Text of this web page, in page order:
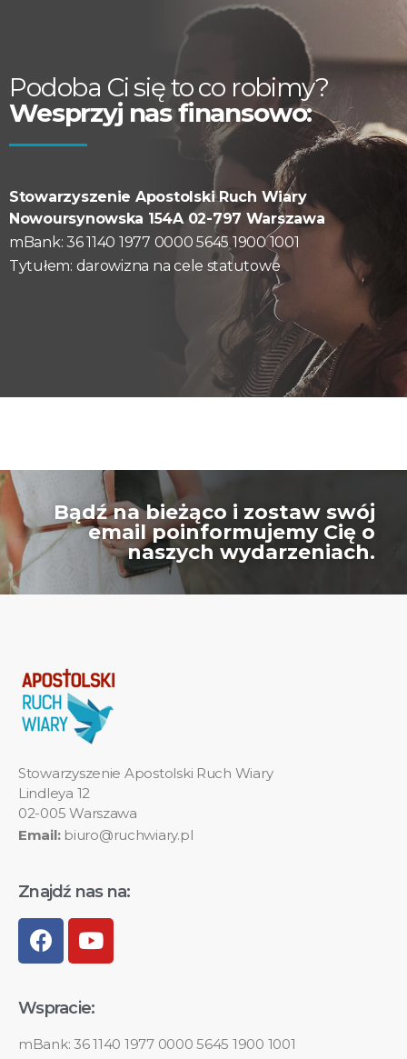
Podoba Ci się to co robimy?
Wesprzyj nas finansowo:
Stowarzyszenie Apostolski Ruch Wiary
Nowoursynowska 154A 02-797 Warszawa
mBank: 36 1140 1977 0000 5645 1900 1001
Tytułem: darowizna na cele statutowe
Bądź na bieżąco i zostaw swój
email poinformujemy Cię o
naszych wydarzeniach.
Stowarzyszenie Apostolski Ruch Wiary
Lindleya 12
02-005 Warszawa
Email:biuro@ruchwiary.pl
Znajdź nas na:
Wspracie:
mBank: 36 1140 1977 0000 5645 1900 1001